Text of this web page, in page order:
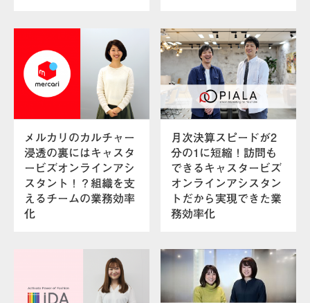
メルカリのカルチャー
浸透の裏にはキャスタ
ービズオンラインアシ
スタント！？組織を支
えるチームの業務効率
化
月次決算スピードが2
分の1に短縮！訪問も
できるキャスタービズ
オンラインアシスタン
トだから実現できた業
務効率化